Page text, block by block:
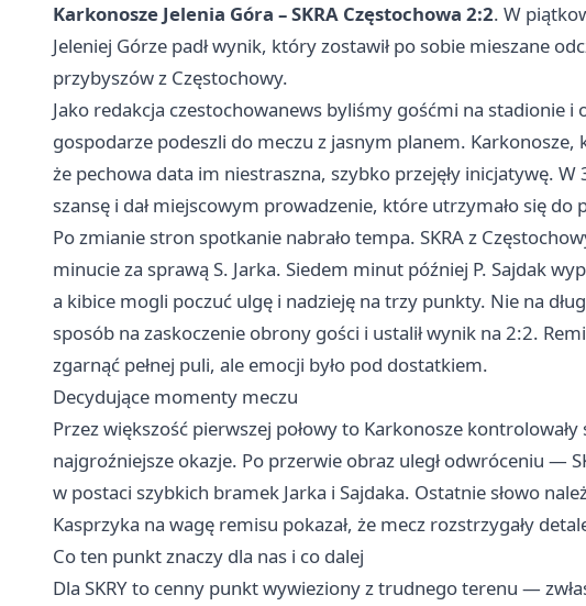
Karkonosze Jelenia Góra – SKRA Częstochowa 2:2. W
Jeleniej Górze padł wynik, który zostawił po sobie mieszane
przybyszów z Częstochowy.
Jako redakcja czestochowanews byliśmy gośćmi na stadionie i
gospodarze podeszli do meczu z jasnym planem. Karkonosze,
że pechowa data im niestraszna, szybko przejęły inicjatywę.
szansę i dał miejscowym prowadzenie, które utrzymało się
Po zmianie stron spotkanie nabrało tempa. SKRA z
minucie za sprawą S. Jarka. Siedem minut później P. Sajdak
a kibice mogli poczuć ulgę i nadzieję na trzy punkty. Nie na
sposób na zaskoczenie obrony gości i ustalił wynik na 2:2.
zgarnąć pełnej puli, ale emocji było pod dostatkiem.
Decydujące momenty meczu
Przez większość pierwszej połowy to Karkonosze
najgroźniejsze okazje. Po przerwie obraz uległ odwróceniu —
w postaci szybkich bramek Jarka i Sajdaka. Ostatnie słowo
Kasprzyka na wagę remisu pokazał, że mecz rozstrzygały
Co ten punkt znaczy dla nas i co dalej
Dla SKRY to cenny punkt wywieziony z trudnego terenu —